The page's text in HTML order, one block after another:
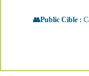
👥Public Cible :